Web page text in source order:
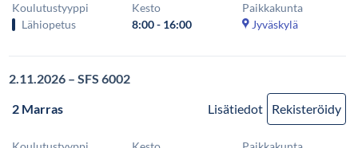
Koulutustyyppi
Lähiopetus
Kesto
8:00 - 16:00
Paikkakunta
Jyväskylä
2.11.2026 – SFS 6002
2 Marras
Lisätiedot Rekisteröidy